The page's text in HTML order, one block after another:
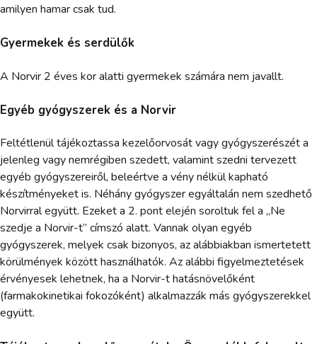
amilyen hamar csak tud.
Gyermekek és serdülők
A Norvir 2 éves kor alatti gyermekek számára nem javallt.
Egyéb gyógyszerek és a Norvir
Feltétlenül tájékoztassa kezelőorvosát vagy gyógyszerészét a
jelenleg vagy nemrégiben szedett, valamint szedni tervezett
egyéb gyógyszereiről, beleértve a vény nélkül kapható
készítményeket is. Néhány gyógyszer egyáltalán nem szedhető
Norvirral együtt. Ezeket a 2. pont elején soroltuk fel a „Ne
szedje a Norvir-t” címszó alatt. Vannak olyan egyéb
gyógyszerek, melyek csak bizonyos, az alábbiakban ismertetett
körülmények között használhatók. Az alábbi figyelmeztetések
érvényesek lehetnek, ha a Norvir-t hatásnövelőként
(farmakokinetikai fokozóként) alkalmazzák más gyógyszerekkel
együtt.